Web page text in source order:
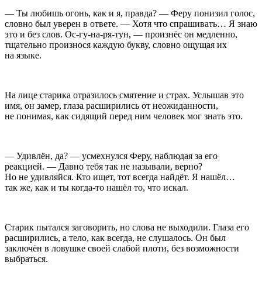
— Ты любишь огонь, как и я, правда? — Феру понизил голос,
словно был уверен в ответе. — Хотя что спрашивать… Я знаю
это и без слов. Ос-гу-на-ря-тун, — произнёс он медленно,
тщательно произнося каждую букву, словно ощущая их
на языке.
На лице старика отразилось смятение и страх. Услышав это
имя, он замер, глаза расширились от неожиданности,
не понимая, как сидящий перед ним человек мог знать это.
— Удивлён, да? — усмехнулся Феру, наблюдая за его
реакцией. — Давно тебя так не называли, верно?
Но не удивляйся. Кто ищет, тот всегда найдёт. Я нашёл…
так же, как и ты когда-то нашёл то, что искал.
Старик пытался заговорить, но слова не выходили. Глаза его
расширились, а тело, как всегда, не слушалось. Он был
заключён в ловушке своей слабой плоти, без возможности
выбраться.